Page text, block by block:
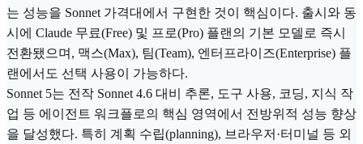
는 성능을 Sonnet 가격대에서 구현한 것이 핵심이다. 출시와 동
시에 Claude 무료(Free) 및 프로(Pro) 플랜의 기본 모델로 즉시
전환됐으며, 맥스(Max), 팀(Team), 엔터프라이즈(Enterprise) 플
랜에서도 선택 사용이 가능하다.
Sonnet 5는 전작 Sonnet 4.6 대비 추론, 도구 사용, 코딩, 지식 작
업 등 에이전트 워크플로의 핵심 영역에서 전방위적 성능 향상
을 달성했다. 특히 계획 수립(planning), 브라우저·터미널 등 외